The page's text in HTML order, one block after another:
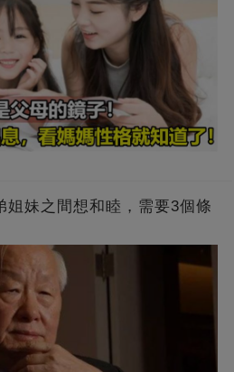
姐妹之間想和睦，需要3個條